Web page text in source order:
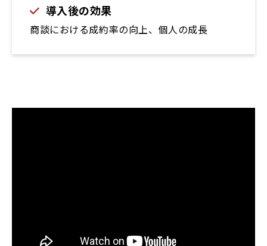
導入後の効果
商談における成約率の向上、個人の成長